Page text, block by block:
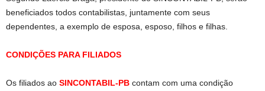
beneficiados todos contabilistas, juntamente com seus
dependentes, a exemplo de esposa, esposo, filhos e filhas.
CONDIÇÕES PARA FILIADOS
Os filiados ao SINCONTABIL-PB contam com uma condição